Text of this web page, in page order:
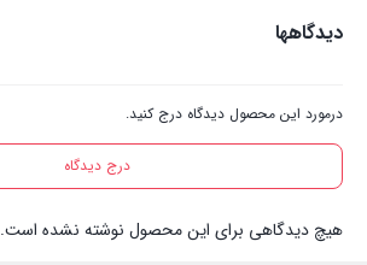
دیدگاهها
درمورد این محصول دیدگاه درج کنید.
درج دیدگاه
هیچ دیدگاهی برای این محصول نوشته نشده است.